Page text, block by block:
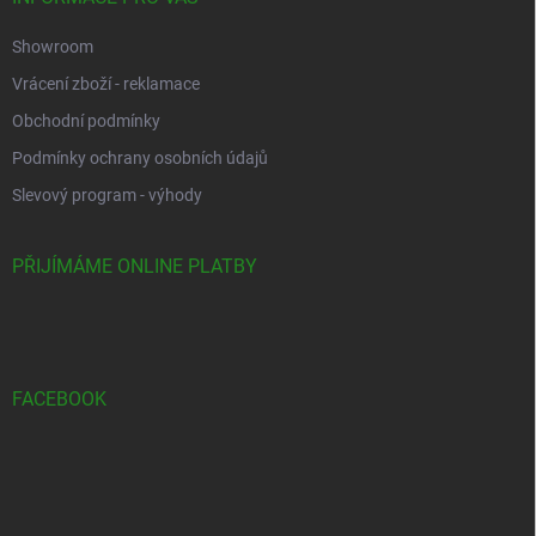
Showroom
Vrácení zboží - reklamace
Obchodní podmínky
Podmínky ochrany osobních údajů
Slevový program - výhody
PŘIJÍMÁME ONLINE PLATBY
FACEBOOK